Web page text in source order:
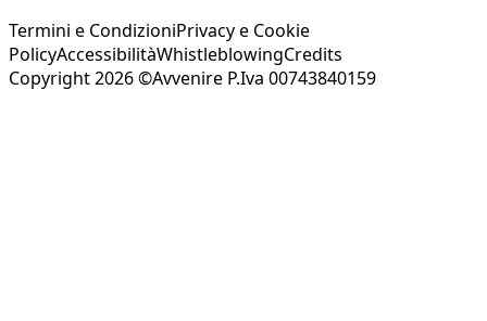
Termini e CondizioniPrivacy e Cookie
PolicyAccessibilitàWhistleblowingCredits
Copyright 2026 ©Avvenire P.Iva 00743840159